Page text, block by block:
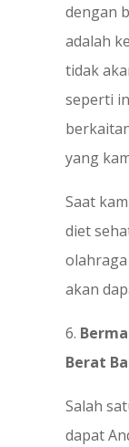
dengan
adalah
tidak
seperti
yang
Saat
diet
akan
6.
Berat
Salah
dapat